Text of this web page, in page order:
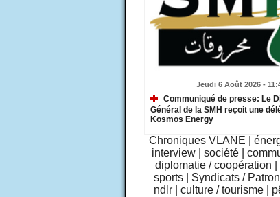
Jeudi 6 Août 2026 -
Communiqué de presse: Le
Général de la SMH reçoit une
Kosmos Energy
Chroniques VLANE
interview
société
diplomatie / coopération
sports
Syndicats /
ndlr
culture / tourisme